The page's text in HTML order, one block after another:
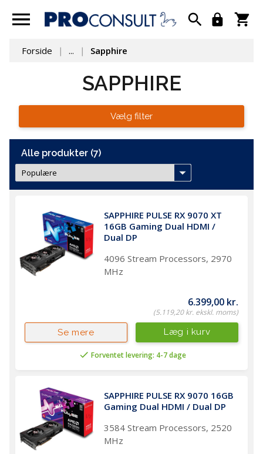
Forside ... Sapphire
SAPPHIRE
Vælg filter
Alle produkter (7)
SAPPHIRE PULSE RX 9070 XT
16GB Gaming Dual HDMI /
Dual DP
4096 Stream Processors, 2970
MHz
6.399,00 kr.
(5.119,20 kr. ekskl. moms)
Forventet levering: 4-7 dage
Læg i kurv
Se mere
SAPPHIRE PULSE RX 9070 16GB
Gaming Dual HDMI / Dual DP
3584 Stream Processors, 2520
MHz